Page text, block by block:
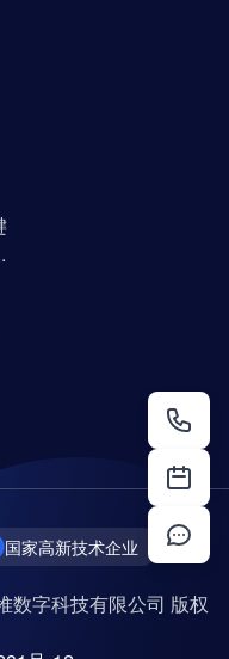
国家高新技术企业
数字科技有限公司 版权